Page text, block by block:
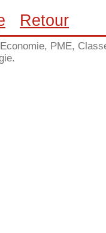
Retour
PME,